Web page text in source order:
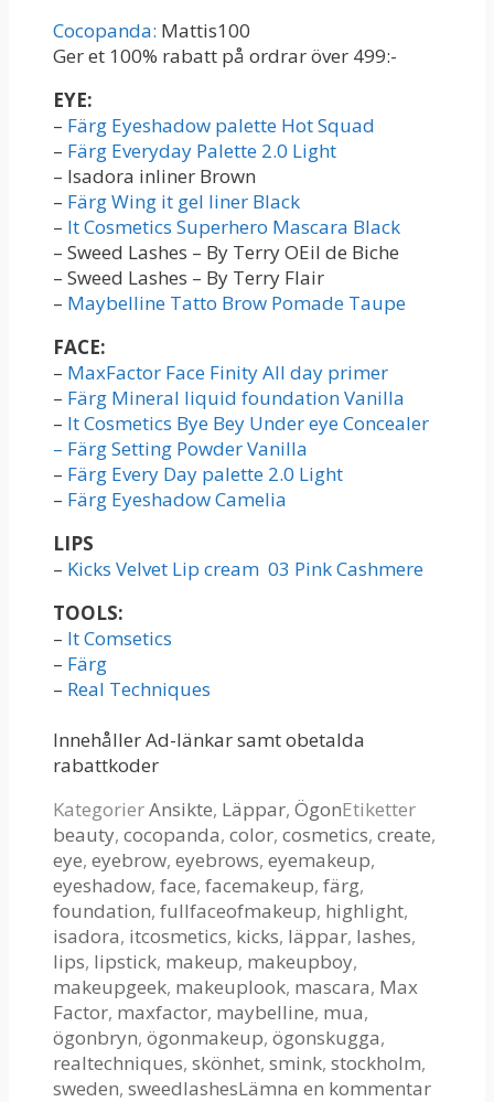
Cocopanda: Mattis100
Ger et 100% rabatt på ordrar över 499:-
EYE:
– Färg Eyeshadow palette Hot Squad
– Färg Everyday Palette 2.0 Light
– Isadora inliner Brown
– Färg Wing it gel liner Black
– It Cosmetics Superhero Mascara Black
– Sweed Lashes – By Terry OEil de Biche
– Sweed Lashes – By Terry Flair
– Maybelline Tatto Brow Pomade Taupe
FACE:
– MaxFactor Face Finity All day primer
– Färg Mineral liquid foundation Vanilla
– It Cosmetics Bye Bey Under eye Concealer
– Färg Setting Powder Vanilla
– Färg Every Day palette 2.0 Light
– Färg Eyeshadow Camelia
LIPS
– Kicks Velvet Lip cream 03 Pink Cashmere
TOOLS:
– It Comsetics
– Färg
– Real Techniques
Innehåller Ad-länkar samt obetalda
rabattkoder
KategorierAnsikte, Läppar, ÖgonEtiketter
beauty, cocopanda, color, cosmetics, create,
eye, eyebrow, eyebrows, eyemakeup,
eyeshadow, face, facemakeup, färg,
foundation, fullfaceofmakeup, highlight,
isadora, itcosmetics, kicks, läppar, lashes,
lips, lipstick, makeup, makeupboy,
makeupgeek, makeuplook, mascara, Max
Factor, maxfactor, maybelline, mua,
ögonbryn, ögonmakeup, ögonskugga,
realtechniques, skönhet, smink, stockholm,
sweden, sweedlashesLämna en kommentar